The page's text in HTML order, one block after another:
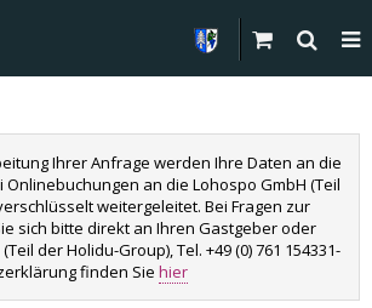
Ihrer Anfrage werden Ihre Daten an die
an die Lohospo GmbH (Teil
weitergeleitet. Bei Fragen zur
sich bitte direkt an Ihren Gastgeber oder
der Holidu-Group), Tel. +49 (0) 761 154331-
finden Sie hier